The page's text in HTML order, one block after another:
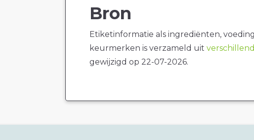
Bron
Etiketinformatie als ingrediënten,
keurmerken is verzameld uit
gewijzigd op 22-07-2026.